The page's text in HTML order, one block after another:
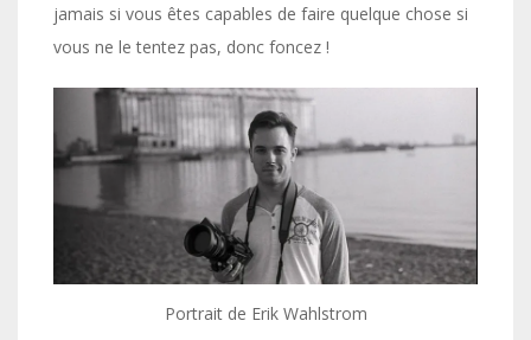
jamais si vous êtes capables de faire quelque chose si
vous ne le tentez pas, donc foncez !
Portrait de Erik Wahlstrom